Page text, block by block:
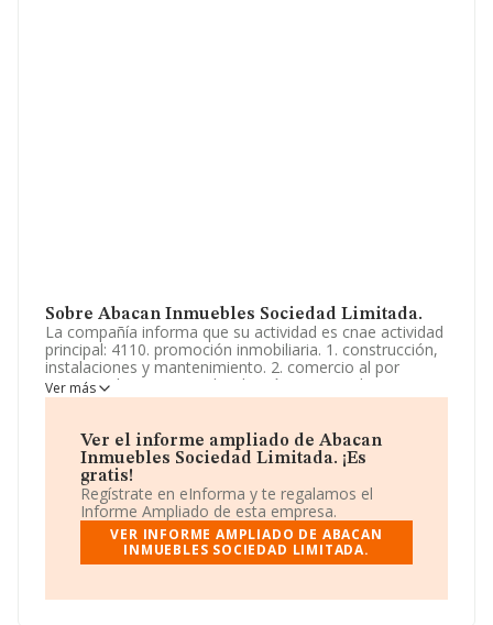
Sobre Abacan Inmuebles Sociedad Limitada.
La compañía informa que su actividad es cnae actividad
principal: 4110. promoción inmobiliaria. 1. construcción,
instalaciones y mantenimiento. 2. comercio al por
mayor y al por menor. distribución comercial.
importación y exportación. 3. actividades inmobiliarias.
manufactureras y textiles. La empresa está registrada
como Sociedad Limitada. Tiene CNAE: 6812 - '%cnae%'.
La compañía no tiene actividad en mercados exteriores.
La compañía Abacan Inmuebles Sociedad Limitada
con número de identificación fiscal B05440706, tiene
domicilio fiscal en Calle Segadoras Pol Industrial La Viña
núm. 36, (41980), en el municipio de La Algaba,
Ver más
Ver el informe ampliado de Abacan
Inmuebles Sociedad Limitada. ¡Es
gratis!
Regístrate en eInforma y te regalamos el
Informe Ampliado de esta empresa.
VER INFORME AMPLIADO DE ABACAN
INMUEBLES SOCIEDAD LIMITADA.